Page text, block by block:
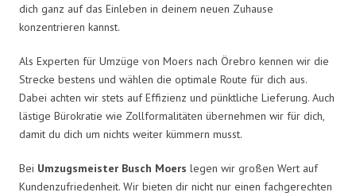
dich ganz auf das Einleben in deinem neuen Zuhause
konzentrieren kannst.
Als Experten für Umzüge von Moers nach Örebro kennen wir die
Strecke bestens und wählen die optimale Route für dich aus.
Dabei achten wir stets auf Effizienz und pünktliche Lieferung. Auch
lästige Bürokratie wie Zollformalitäten übernehmen wir für dich,
damit du dich um nichts weiter kümmern musst.
Bei Umzugsmeister Busch Moers legen wir großen Wert auf
Kundenzufriedenheit. Wir bieten dir nicht nur einen fachgerechten